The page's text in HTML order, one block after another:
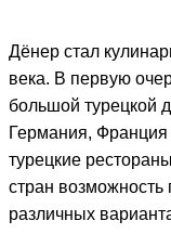
Дёнер стал
века. В первую
большой турецкой
Германия,
турецкие
стран
различных